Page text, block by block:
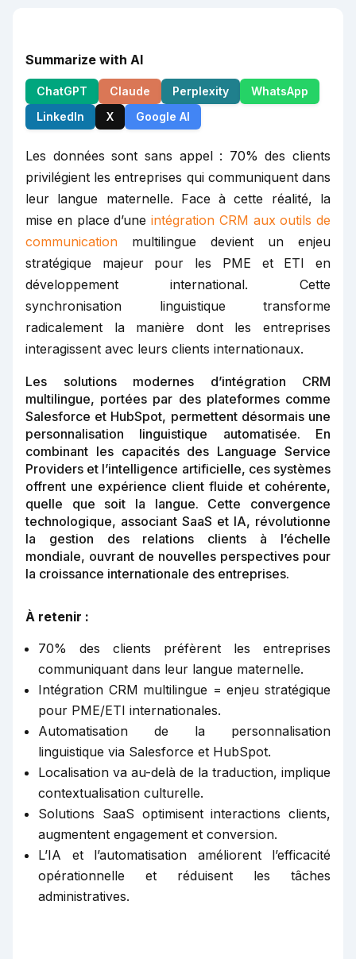
Summarize with AI
ChatGPT Claude Perplexity
WhatsApp
LinkedIn
X Google AI
Les données sont sans appel : 70% des clients
privilégient les entreprises qui communiquent dans
leur langue maternelle. Face à cette réalité, la
mise en place d’une intégration CRM aux outils de
communication multilingue devient un enjeu
stratégique majeur pour les PME et ETI en
développement international. Cette
synchronisation linguistique transforme
radicalement la manière dont les entreprises
interagissent avec leurs clients internationaux.
Les solutions modernes d’intégration CRM
multilingue, portées par des plateformes comme
Salesforce et HubSpot, permettent désormais une
personnalisation linguistique automatisée. En
combinant les capacités des Language Service
Providers et l’intelligence artificielle, ces systèmes
offrent une expérience client fluide et cohérente,
quelle que soit la langue. Cette convergence
technologique, associant SaaS et IA, révolutionne
la gestion des relations clients à l’échelle
mondiale, ouvrant de nouvelles perspectives pour
la croissance internationale des entreprises.
À retenir :
70% des clients préfèrent les entreprises
communiquant dans leur langue maternelle.
Intégration CRM multilingue = enjeu stratégique
pour PME/ETI internationales.
Automatisation de la personnalisation
linguistique via Salesforce et HubSpot.
Localisation va au-delà de la traduction, implique
contextualisation culturelle.
Solutions SaaS optimisent interactions clients,
augmentent engagement et conversion.
L’IA et l’automatisation améliorent l’efficacité
opérationnelle et réduisent les tâches
administratives.